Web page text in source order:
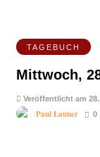
TAGEBUCH
Mittwoch,
Veröffentlicht am
Paul Launer 0